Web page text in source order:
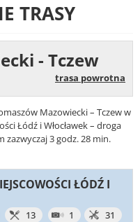
TRASY
- Tczew
trasa powrotna
Mazowiecki – Tczew w
Łódź i Włocławek – droga
zazwyczaj 3 godz. 28 min.
ŁÓDŹ I
13 1 31